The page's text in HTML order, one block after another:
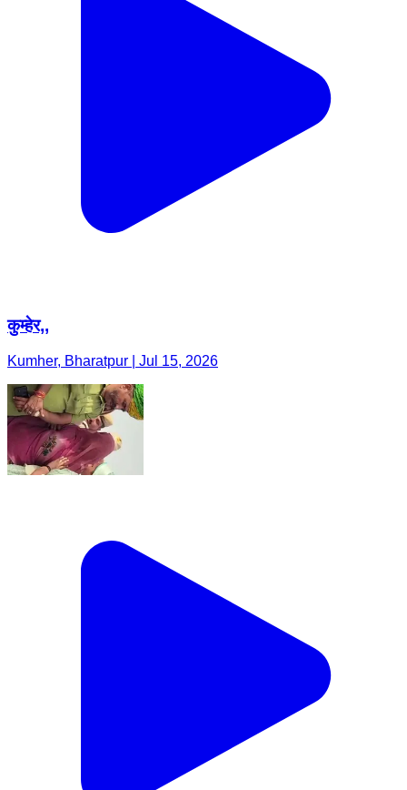
कुम्हेर,,
Kumher, Bharatpur | Jul 15, 2026